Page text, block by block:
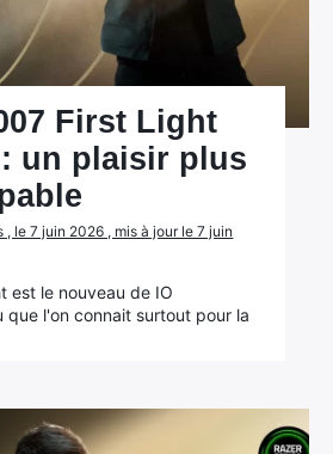
First Light
un plaisir plus
, le 7 juin 2026 , mis à jour le 7 juin
est le nouveau de IO
que l'on connait surtout pour la